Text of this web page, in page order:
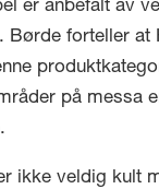
er anbefalt av
Børde forteller at
på messa
ikke veldig kult